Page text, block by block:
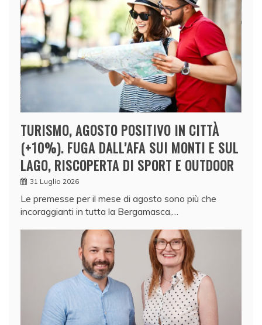
TURISMO, AGOSTO POSITIVO IN CITTÀ
(+10%). FUGA DALL’AFA SUI MONTI E SUL
LAGO, RISCOPERTA DI SPORT E OUTDOOR
31 Luglio 2026
Le premesse per il mese di agosto sono più che
incoraggianti in tutta la Bergamasca,…